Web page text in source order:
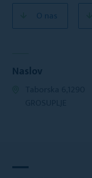
O nas
Naslov